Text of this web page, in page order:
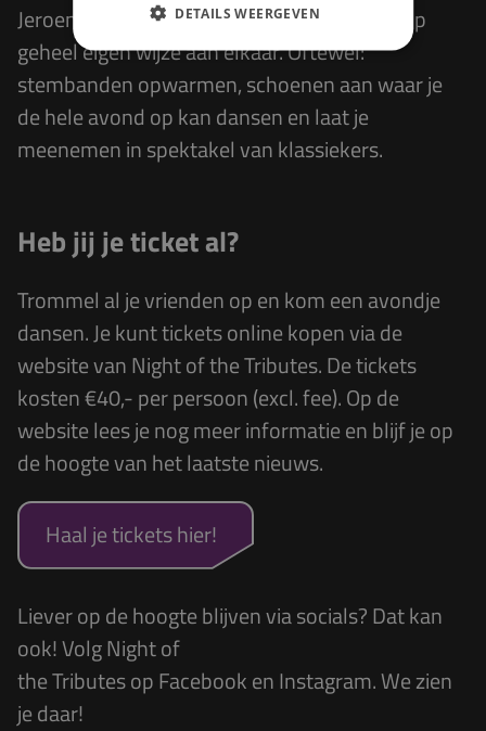
Jeroen Nieuwenhuizerijgt het programma op
geheel eigen wijze aan elkaar. Oftewel:
stembanden opwarmen, schoenen aan waar je
de hele avond op kan dansen en laat je
meenemen in spektakel van klassiekers.
Heb jij je ticket al?
Trommel al je vrienden op en kom een avondje
dansen. Je kuntticketsonline kopen via de
website vanNight of the Tributes. De tickets
kosten €40,- per persoon (excl. fee). Op de
website lees je nog meer informatie en blijf je op
de hoogte van het laatste nieuws.
Haal je tickets hier!
Liever op de hoogte blijven via socials? Dat kan
ook! Volg Night of
the Tributes opFacebookenInstagram. We zien
je daar!
DETAILS WEERGEVEN